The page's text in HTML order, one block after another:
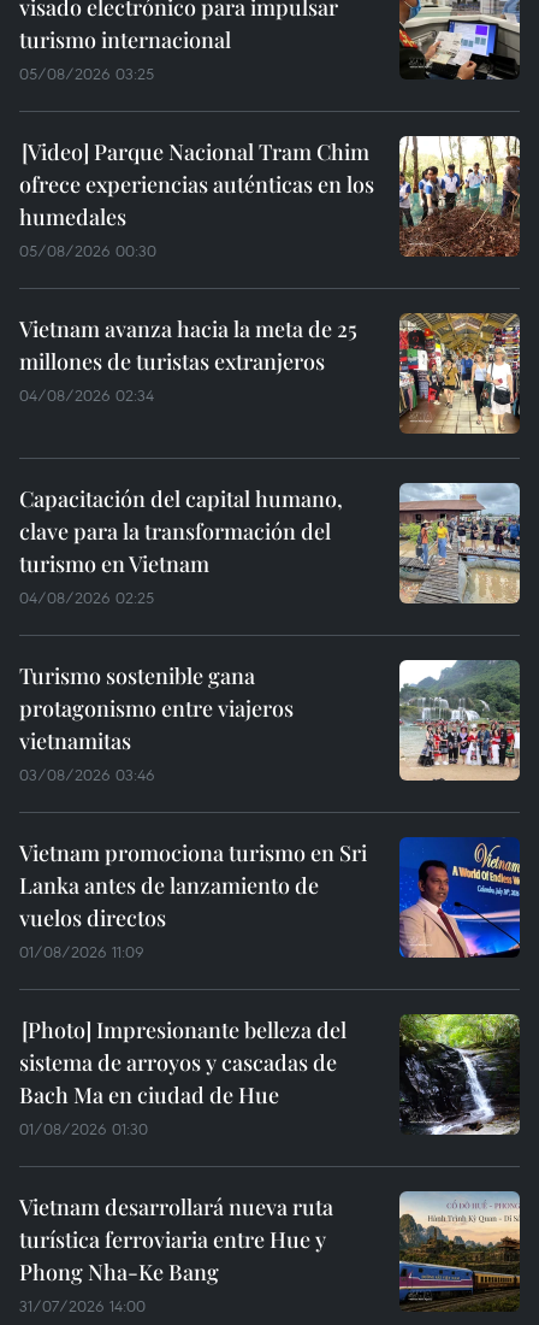
visado electrónico para impulsar
turismo internacional
05/08/2026 03:25
Parque Nacional Tram Chim
ofrece experiencias auténticas en los
humedales
05/08/2026 00:30
Vietnam avanza hacia la meta de 25
millones de turistas extranjeros
04/08/2026 02:34
Capacitación del capital humano,
clave para la transformación del
turismo en Vietnam
04/08/2026 02:25
Turismo sostenible gana
protagonismo entre viajeros
vietnamitas
03/08/2026 03:46
Vietnam promociona turismo en Sri
Lanka antes de lanzamiento de
vuelos directos
01/08/2026 11:09
Impresionante belleza del
sistema de arroyos y cascadas de
Bach Ma en ciudad de Hue
01/08/2026 01:30
Vietnam desarrollará nueva ruta
turística ferroviaria entre Hue y
Phong Nha-Ke Bang
31/07/2026 14:00